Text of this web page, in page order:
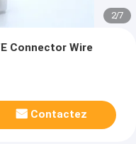
2/7
Connector Wire
Contactez